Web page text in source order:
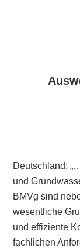
Deutschland:
und
BMVg sind
wesentliche
und effiziente
fachlichen